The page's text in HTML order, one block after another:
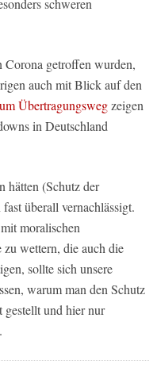
schweren
Corona getroffen wurden,
auch mit Blick auf den
Übertragungswegzeigen
in Deutschland
hätten (Schutz der
überall vernachlässigt.
moralischen
zu wettern, die auch die
sollte sich unsere
warum man den Schutz
und hier nur